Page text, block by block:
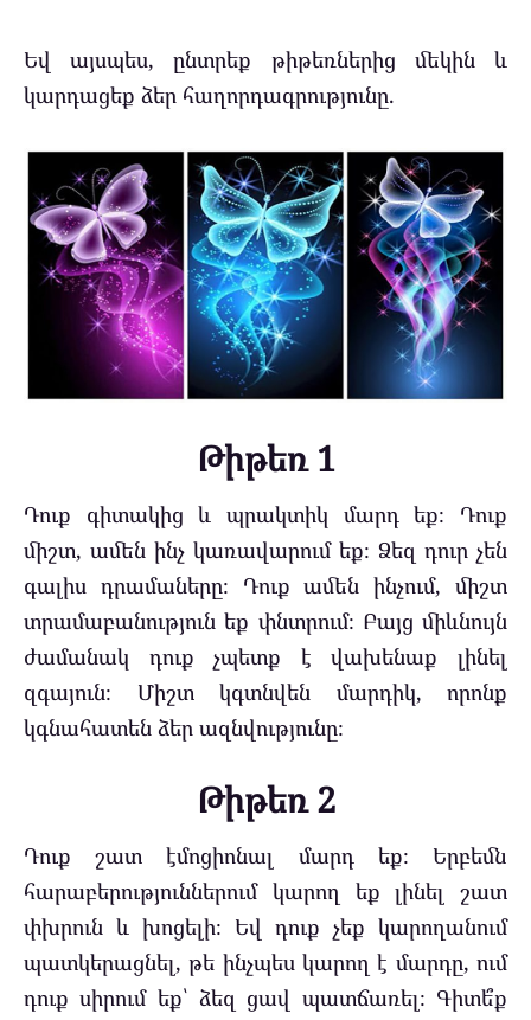
Եվ այսպես, ընտրեք թիթեռներից մեկին և
կարդացեք ձեր հաղորդագրությունը.
Թիթեռ 1
Դուք գիտակից և պրակտիկ մարդ եք։ Դուք
միշտ, ամեն ինչ կառավարում եք։ Ձեզ դուր չեն
գալիս դրամաները։ Դուք ամեն ինչում, միշտ
տրամաբանություն եք փնտրում։ Բայց միևնույն
ժամանակ դուք չպետք է վախենաք լինել
զգայուն։ Միշտ կգտնվեն մարդիկ, որոնք
կգնահատեն ձեր ազնվությունը։
Թիթեռ 2
Դուք շատ էմոցիոնալ մարդ եք։ Երբեմն
հարաբերություններում կարող եք լինել շատ
փխրուն և խոցելի։ Եվ դուք չեք կարողանում
պատկերացնել, թե ինչպես կարող է մարդը, ում
դուք սիրում եք՝ ձեզ ցավ պատճառել։ Գիտե՞ք